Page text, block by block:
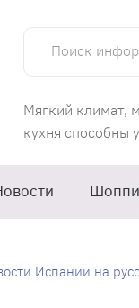
Поиск
Мягкий климат,
кухня способны
Испании на